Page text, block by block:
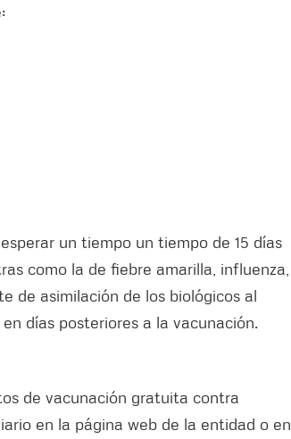
un tiempo un tiempo de 15 días
como la de fiebre amarilla, influenza,
de asimilación de los biológicos al
días posteriores a la vacunación.
de vacunación gratuita contra
en la página web de la entidad o en